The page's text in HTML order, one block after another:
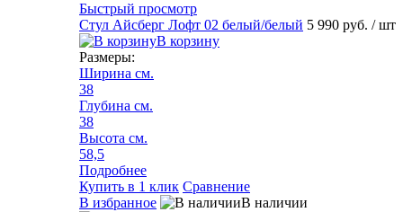
Быстрый просмотр
Стул Айсберг Лофт 02 белый/белый 5 990 руб. / шт
В корзину
Размеры:
Ширина см.
38
Глубина см.
38
Высота см.
58,5
Подробнее
Купить в 1 клик Сравнение
В избранное
В наличии